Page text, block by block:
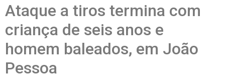
Ataque a tiros termina com
criança de seis anos e
homem baleados, em João
Pessoa